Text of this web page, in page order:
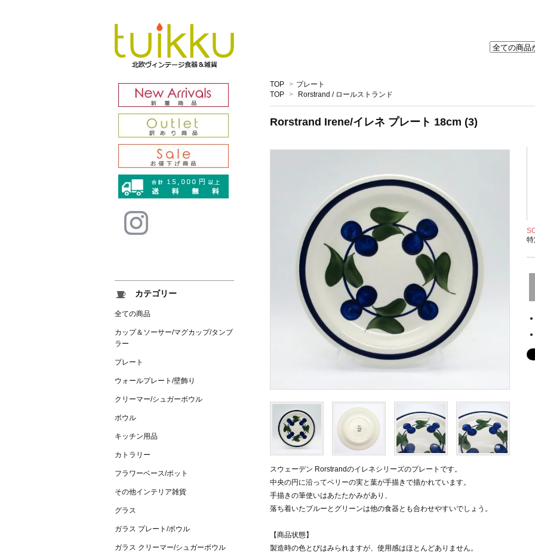
TOP > プレート
TOP > Rorstrand / ロールストランド
Rorstrand Irene/イレネ プレート 18cm (3)
スウェーデン Rorstrandのイレネシリーズのプレートです。
中央の円に沿ってベリーの実と葉が手描きで描かれています。
手描きの筆使いはあたたかみがあり、
落ち着いたブルーとグリーンは他の食器とも合わせやすいでしょう。
【商品状態】
製造時の色とびはみられますが、使用感はほとんどありません。
カテゴリー
全ての商品
カップ＆ソーサー/マグカップ/タンブ
ラー
プレート
ウォールプレート/壁飾り
クリーマー/シュガーボウル
ボウル
キッチン用品
カトラリー
フラワーベース/ポット
その他インテリア雑貨
グラス
ガラス プレート/ボウル
ガラス クリーマー/シュガーボウル